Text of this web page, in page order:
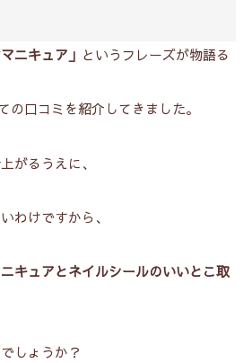
ニキュア」 というフレーズが物語る
の口コミを紹介してきました。
がるうえに、
わけですから、
ニキュアとネイルシールのいいとこ取
しょうか？